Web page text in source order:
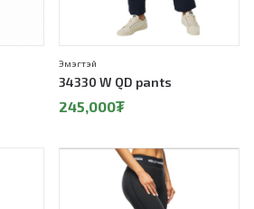
34330 W QD pants
Эмэгтэй
245,000₮